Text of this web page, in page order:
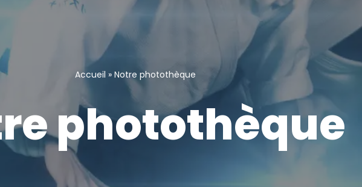
Accueil » Notre photothèque
photothèque